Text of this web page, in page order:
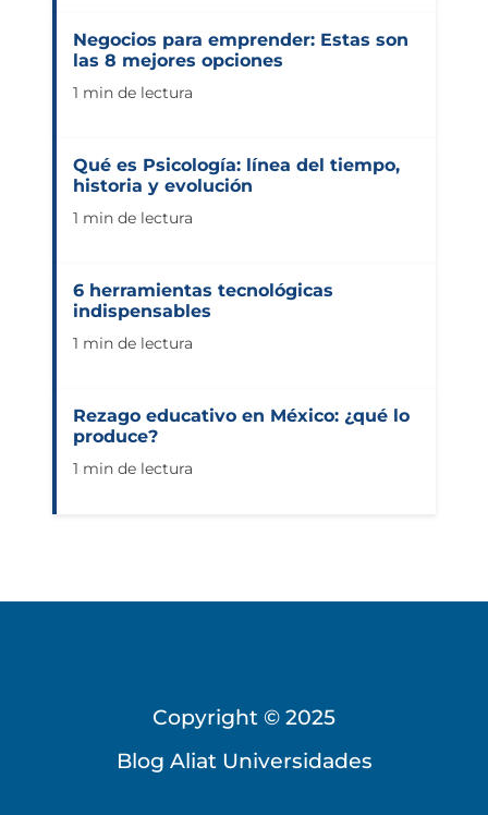
Negocios para emprender: Estas son
las 8 mejores opciones
1 min de lectura
Qué es Psicología: línea del tiempo,
historia y evolución
1 min de lectura
6 herramientas tecnológicas
indispensables
1 min de lectura
Rezago educativo en México: ¿qué lo
produce?
1 min de lectura
Copyright © 2025
Blog Aliat Universidades